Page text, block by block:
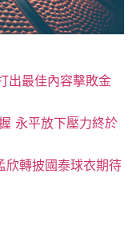
出最佳內容擊敗金
永平放下壓力終於
欣轉披國泰球衣期待